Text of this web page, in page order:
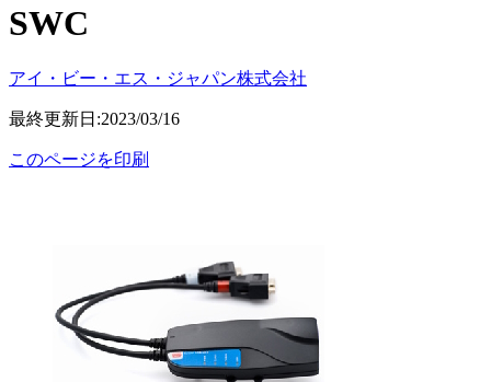
SWC
アイ・ビー・エス・ジャパン株式会社
最終更新日:2023/03/16
このページを印刷